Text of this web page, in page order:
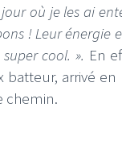
où je les ai
! Leur énergie
cool. ». En
batteur, arrivé en
chemin.